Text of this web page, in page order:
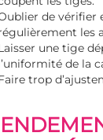
de vérifier
les
une tige
de la
trop